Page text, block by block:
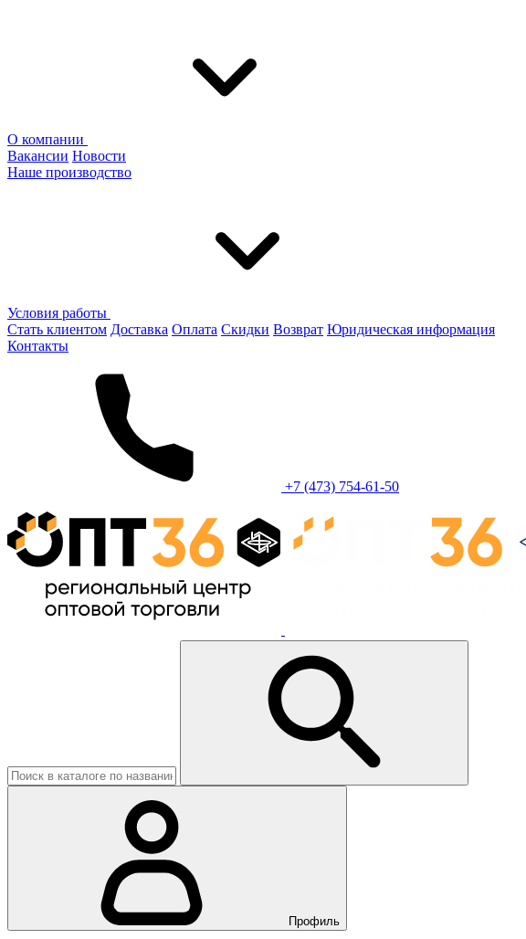
О компании
Вакансии Новости
Наше производство
Условия работы
Стать клиентом Доставка Оплата Скидки Возврат Юридическая информация
Контакты
+7 (473) 754-61-50
Профиль